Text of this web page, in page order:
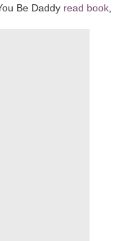
Be Daddy read book